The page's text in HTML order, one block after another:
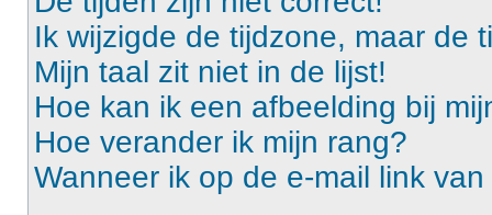
Ik wijzigde de tijdzone, maar de
Mijn taal zit niet in de lijst!
Hoe kan ik een afbeelding bij
Hoe verander ik mijn rang?
Wanneer ik op de e-mail link